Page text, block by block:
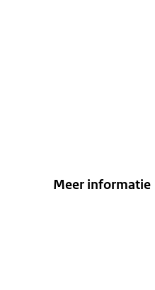
Meer informatie